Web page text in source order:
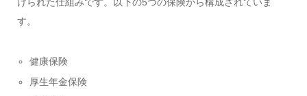
す。
健康保険
厚生年金保険